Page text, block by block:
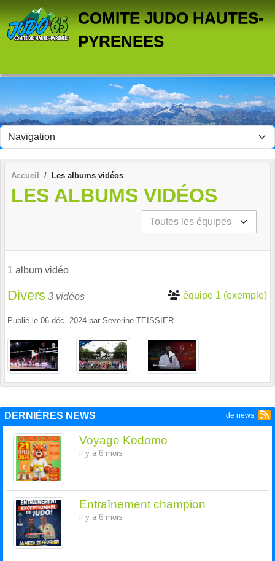
COMITE JUDO HAUTES-
PYRENEES
Accueil Les albums vidéos
LES ALBUMS VIDÉOS
1 album vidéo
Divers 3 vidéos équipe 1 (exemple)
Publié le 06 déc. 2024 par Severine TEISSIER
DERNIÈRES NEWS
Voyage Kodomo
il y a 6 mois
Entraînement champion
il y a 6 mois
+ de news
Panneau de gestion des cookies